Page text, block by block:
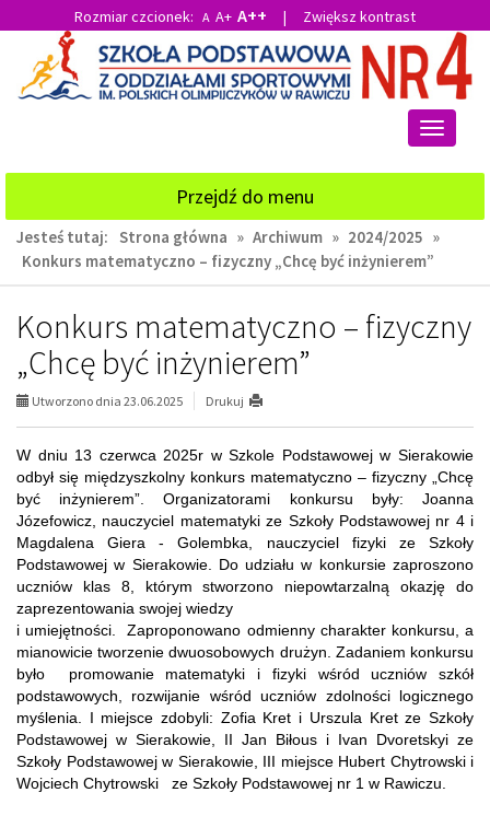
głównej
treści
wyszukiwarki
Rozmiar czcionek: A A+ A++ | Zwiększ kontrast
Przełącz
Przejdź do menu
Jesteś tutaj: Strona główna » Archiwum » 2024/2025 »
Konkurs matematyczno – fizyczny „Chcę być inżynierem”
Konkurs matematyczno – fizyczny
„Chcę być inżynierem”
Utworzono dnia 23.06.2025 Drukuj
W dniu 13 czerwca 2025r w Szkole Podstawowej w Sierakowie
odbył się międzyszkolny konkurs matematyczno – fizyczny „Chcę
być inżynierem”. Organizatorami konkursu były: Joanna
Józefowicz, nauczyciel matematyki ze Szkoły Podstawowej nr 4 i
Magdalena Giera - Golembka, nauczyciel fizyki ze Szkoły
Podstawowej w Sierakowie. Do udziału w konkursie zaproszono
uczniów klas 8, którym stworzono niepowtarzalną okazję do
zaprezentowania swojej wiedzy
i umiejętności. Zaproponowano odmienny charakter konkursu, a
mianowicie tworzenie dwuosobowych drużyn. Zadaniem konkursu
było promowanie matematyki i fizyki wśród uczniów szkół
podstawowych, rozwijanie wśród uczniów zdolności logicznego
myślenia. I miejsce zdobyli: Zofia Kret i Urszula Kret ze Szkoły
Podstawowej w Sierakowie, II Jan Biłous i Ivan Dvoretskyi ze
Szkoły Podstawowej w Sierakowie, III miejsce Hubert Chytrowski i
Wojciech Chytrowski ze Szkoły Podstawowej nr 1 w Rawiczu.